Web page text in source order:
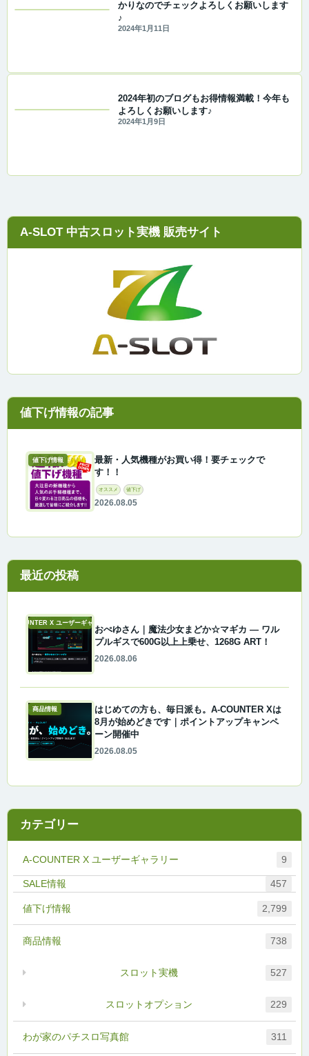
かりなのでチェックよろしくお願いします
♪
2024年1月11日
2024年初のブログもお得情報満載！今年も
よろしくお願いします♪
2024年1月9日
A-SLOT 中古スロット実機 販売サイト
値下げ情報
最新・人気機種がお買い得！要チェックで
す！！
オススメ 値下げ
2026.08.05
最近の投稿
A-COUNTER X ユーザーギャラリー
おぺゆさん｜魔法少女まどか☆マギカ ― ワル
プルギスで600G以上上乗せ、1268G ART！
2026.08.06
商品情報
はじめての方も、毎日派も。A-COUNTER Xは
8月が始めどきです｜ポイントアップキャンペ
ーン開催中
2026.08.05
カテゴリー
A-COUNTER X ユーザーギャラリー 9
457
わが家のパチスロ写真館 311
値下げ情報 2,799
商品情報 738
スロットオプション 229
スロット実機 527